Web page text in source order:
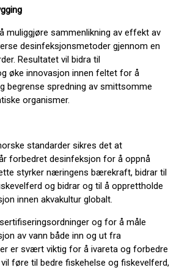
muliggjøre sammenlikning av effekt av
desinfeksjonsmetoder gjennom en
Resultatet vil bidra til
øke innovasjon innen feltet for å
begrense spredning av smittsomme
organismer.
standarder sikres det at
forbedret desinfeksjon for å oppnå
styrker næringens bærekraft, bidrar til
og bidrar og til å opprettholde
innen akvakultur globalt.
og for å måle
av vann både inn og ut fra
er svært viktig for å ivareta og forbedre
føre til bedre fiskehelse og fiskevelferd,